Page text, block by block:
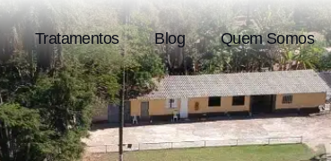
Tratamentos Blog Quem Somos